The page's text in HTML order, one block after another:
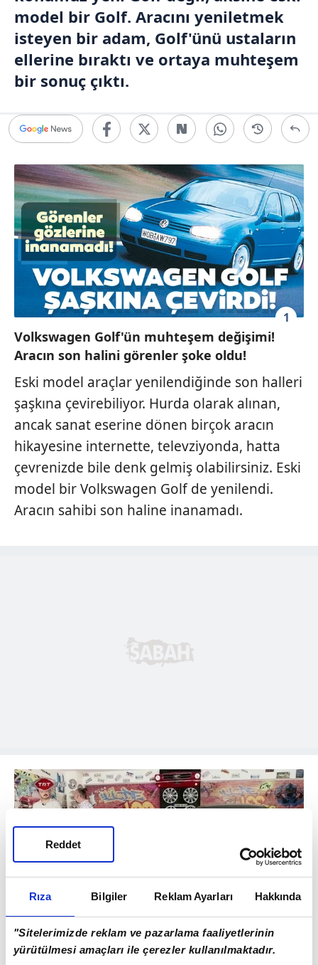
Rıza Bilgiler Reklam Ayarları Hakkında
"Sitelerimizde reklam ve pazarlama faaliyetlerinin
yürütülmesi amaçları ile çerezler kullanılmaktadır.
Reddet
model bir Golf. Aracını yeniletmek
isteyen bir adam, Golf'ünü ustaların
ellerine bıraktı ve ortaya muhteşem
bir sonuç çıktı.
1
Volkswagen Golf'ün muhteşem değişimi!
Aracın son halini görenler şoke oldu!
Eski model araçlar yenilendiğinde son halleri
şaşkına çevirebiliyor. Hurda olarak alınan,
ancak sanat eserine dönen birçok aracın
hikayesine internette, televziyonda, hatta
çevrenizde bile denk gelmiş olabilirsiniz. Eski
model bir Volkswagen Golf de yenilendi.
Aracın sahibi son haline inanamadı.
Volkswagen Golf'ün muhteşem değişimi!